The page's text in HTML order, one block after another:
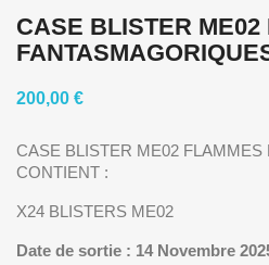
CASE BLISTER ME02
200,00 €
CASE BLISTER ME02
CONTIENT :
X24 BLISTERS ME02
Date de sortie : 14 Novembre